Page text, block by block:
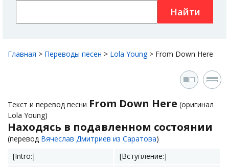
Найти
Главная > Переводы песен > Lola Young> From Down Here
Текст и перевод песни From Down Here (оригинал
Lola Young)
Находясь в подавленном состоянии
(перевод Вячеслав Дмитриев из Саратова)
[Intro:]
[Вступление:]